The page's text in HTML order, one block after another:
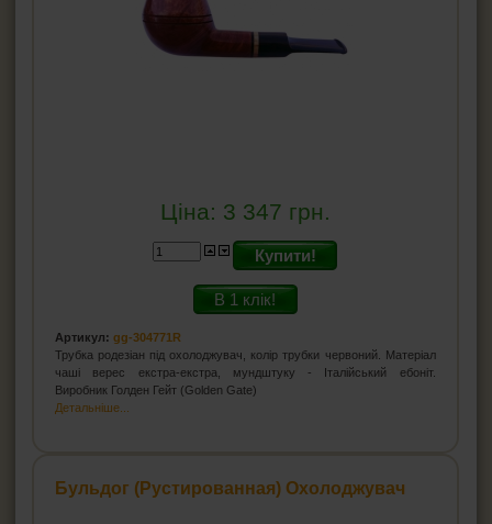
Ціна: 3 347 грн.
Купити!
В 1 клік!
Артикул: gg-304771R
Трубка родезіан під охолоджувач, колір трубки червоний. Матеріал
чаші верес екстра-екстра, мундштуку - Італійський ебоніт.
Виробник Голден Гейт (Golden Gate)
Детальніше...
Бульдог (Рустированная) Охолоджувач